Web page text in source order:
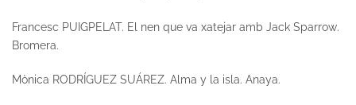
Francesc PUIGPELAT. El nen que va xatejar amb Jack Sparrow.
Bromera.
Mònica RODRÍGUEZ SUÁREZ. Alma y la isla. Anaya.